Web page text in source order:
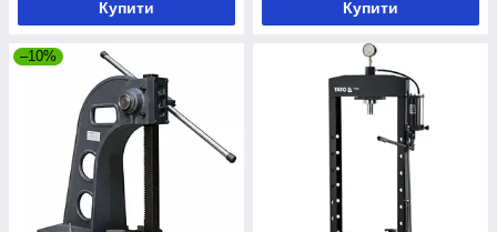
Купити Купити
–10%